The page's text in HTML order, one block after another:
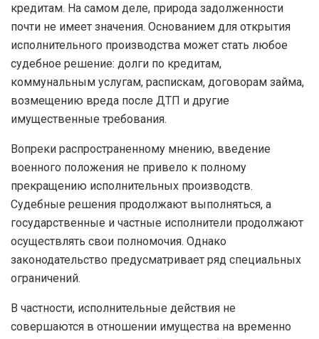
кредитам. На самом деле, природа задолженности
почти не имеет значения. Основанием для открытия
исполнительного производства может стать любое
судебное решение: долги по кредитам,
коммунальным услугам, распискам, договорам займа,
возмещению вреда после ДТП и другие
имущественные требования.
Вопреки распространенному мнению, введение
военного положения не привело к полному
прекращению исполнительных производств.
Судебные решения продолжают выполняться, а
государственные и частные исполнители продолжают
осуществлять свои полномочия. Однако
законодательство предусматривает ряд специальных
ограничений.
В частности, исполнительные действия не
совершаются в отношении имущества на временно